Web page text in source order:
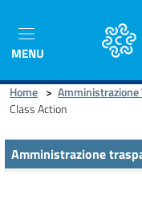
contenuto
MENU
Home >
Class Action
Amministrazione